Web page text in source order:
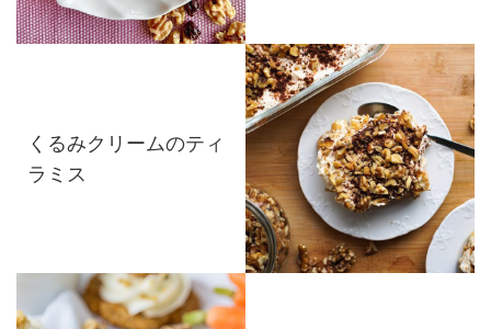
くるみクリームのティ
ラミス